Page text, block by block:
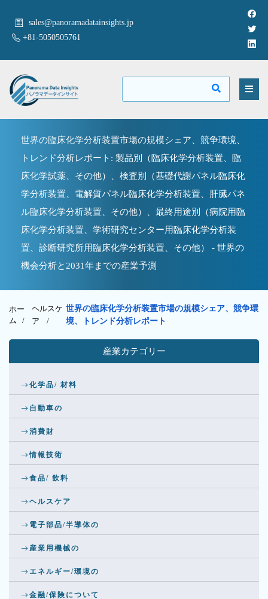
sales@panoramadatainsights.jp
+81-5050505761
世界の臨床化学分析装置市場の規模シェア、競争環境、
トレンド分析レポート: 製品別（臨床化学分析装置、臨
床化学試薬、その他）、検査別（基礎代謝パネル臨床化
学分析装置、電解質パネル臨床化学分析装置、肝臓パネ
ル臨床化学分析装置、その他）、最終用途別（病院用臨
床化学分析装置、学術研究センター用臨床化学分析装
置、診断研究所用臨床化学分析装置、その他） - 世界の
機会分析と2031年までの産業予測
ホー
ム /
ヘルスケ
ア /
世界の臨床化学分析装置市場の規模シェア、競争環
境、トレンド分析レポート
産業カテゴリー
化学品/ 材料
自動車の
消費財
情報技術
食品/ 飲料
ヘルスケア
電子部品/半導体の
産業用機械の
エネルギー/環境の
金融/保険について